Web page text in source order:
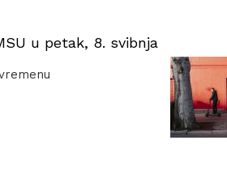
u petak, 8. svibnja